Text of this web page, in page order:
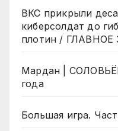
ВКС прикрыли
киберсолдат до
плотин /
Мардан |
года
Большая игра.